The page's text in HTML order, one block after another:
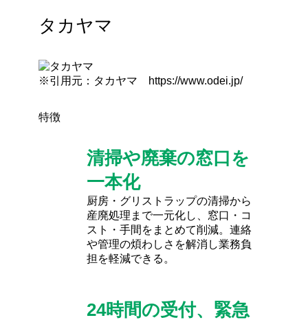
タカヤマ
※引用元：タカヤマ https://www.odei.jp/
特徴
清掃や廃棄の窓口を
一本化
厨房・グリストラップの清掃から
産廃処理まで一元化し、窓口・コ
スト・手間をまとめて削減。連絡
や管理の煩わしさを解消し業務負
担を軽減できる。
24時間の受付、緊急